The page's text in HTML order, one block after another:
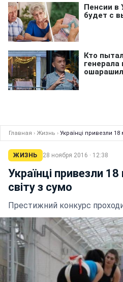
Главная › Жизнь › Українці привезли
ЖИЗНЬ 28 ноября 2016 · 12:38
Українці привезли
світу з сумо
Престижний конкурс